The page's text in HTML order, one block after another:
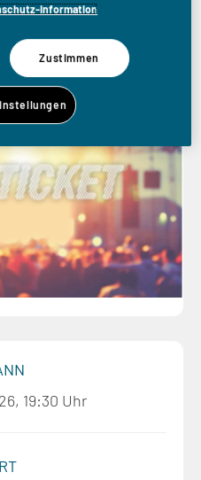
19:30 Uhr
Information
Zustimmen